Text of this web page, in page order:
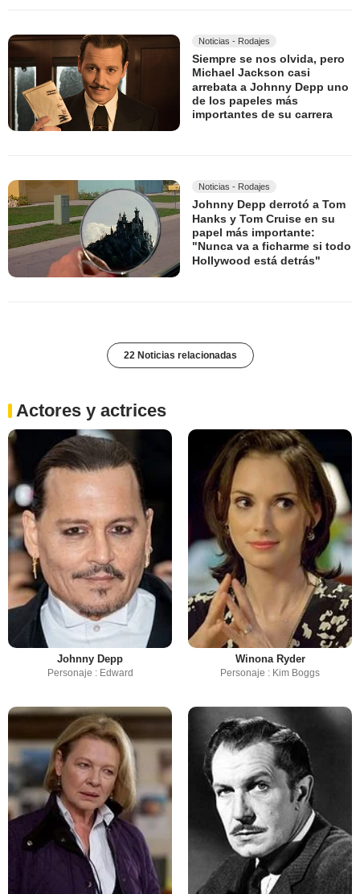
Noticias - Rodajes
Siempre se nos olvida, pero
Michael Jackson casi
arrebata a Johnny Depp uno
de los papeles más
importantes de su carrera
Noticias - Rodajes
Johnny Depp derrotó a Tom
Hanks y Tom Cruise en su
papel más importante:
"Nunca va a ficharme si todo
Hollywood está detrás"
22 Noticias relacionadas
Actores y actrices
Johnny Depp
Personaje : Edward
Winona Ryder
Personaje : Kim Boggs